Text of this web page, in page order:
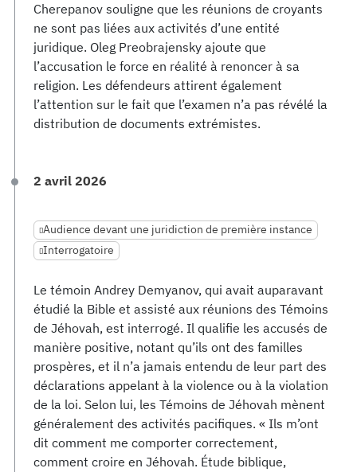
Cherepanov souligne que les réunions de croyants
ne sont pas liées aux activités d’une entité
juridique. Oleg Preobrajensky ajoute que
l’accusation le force en réalité à renoncer à sa
religion. Les défendeurs attirent également
l’attention sur le fait que l’examen n’a pas révélé la
distribution de documents extrémistes.
2 avril 2026
Audience devant une juridiction de première instance
Interrogatoire
Le témoin Andrey Demyanov, qui avait auparavant
étudié la Bible et assisté aux réunions des Témoins
de Jéhovah, est interrogé. Il qualifie les accusés de
manière positive, notant qu’ils ont des familles
prospères, et il n’a jamais entendu de leur part des
déclarations appelant à la violence ou à la violation
de la loi. Selon lui, les Témoins de Jéhovah mènent
généralement des activités pacifiques. « Ils m’ont
dit comment me comporter correctement,
comment croire en Jéhovah. Étude biblique,